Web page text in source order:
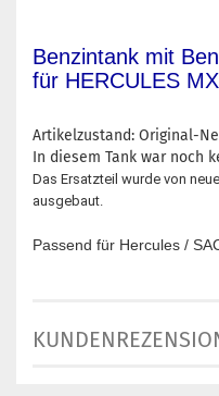
Benzintank mit
für HERCULES
Artikelzustand: Original-
In diesem Tank war noch
Das Ersatzteil wurde von
ausgebaut.
Passend für Hercules /